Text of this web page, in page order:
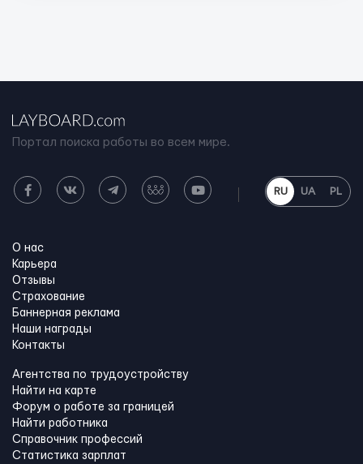
Портал поиска работы во всем мире.
RU UA PL
О нас
Карьера
Отзывы
Страхование
Баннерная реклама
Наши награды
Контакты
Агентства по трудоустройству
Найти на карте
Форум о работе за границей
Найти работника
Справочник профессий
Статистика зарплат